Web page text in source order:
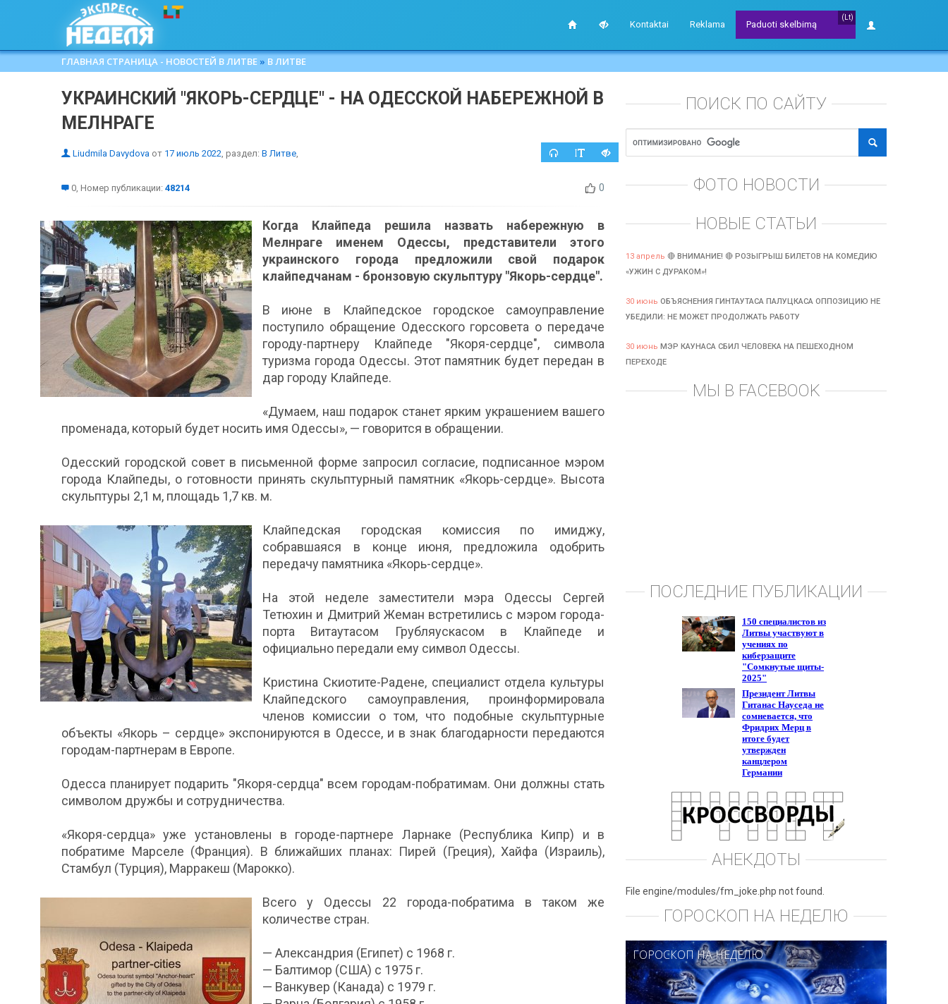
Kontaktai Reklama
(Lt)
Paduoti skelbimą
ГЛАВНАЯ СТРАНИЦА - НОВОСТЕЙ В ЛИТВЕ » В ЛИТВЕ
УКРАИНСКИЙ "ЯКОРЬ-СЕРДЦЕ" - НА ОДЕССКОЙ НАБЕРЕЖНОЙ В
МЕЛНРАГЕ
Liudmila Davydova от 17 июль 2022, раздел: В Литве,
0, Номер публикации: 48214 0
Когда Клайпеда решила назвать набережную в
Мелнраге именем Одессы, представители этого
украинского города предложили свой подарок
клайпедчанам - бронзовую скульптуру "Якорь-сердце".
В июне в Клайпедское городское самоуправление
поступило обращение Одесского горсовета о передаче
городу-партнеру Клайпеде "Якоря-сердце", символа
туризма города Одессы. Этот памятник будет передан в
дар городу Клайпеде.
«Думаем, наш подарок станет ярким украшением вашего
променада, который будет носить имя Одессы», — говорится в обращении.
Одесский городской совет в письменной форме запросил согласие, подписанное мэром
города Клайпеды, о готовности принять скульптурный памятник «Якорь-сердце». Высота
скульптуры 2,1 м, площадь 1,7 кв. м.
Клайпедская городская комиссия по имиджу,
собравшаяся в конце июня, предложила одобрить
передачу памятника «Якорь-сердце».
На этой неделе заместители мэра Одессы Сергей
Тетюхин и Дмитрий Жеман встретились с мэром города-
порта Витаутасом Грубляускасом в Клайпеде и
официально передали ему символ Одессы.
Кристина Скиотите-Радене, специалист отдела культуры
Клайпедского самоуправления, проинформировала
членов комиссии о том, что подобные скульптурные
объекты «Якорь – сердце» экспонируются в Одессе, и в знак благодарности передаются
городам-партнерам в Европе.
Одесса планирует подарить "Якоря-сердца" всем городам-побратимам. Они должны стать
символом дружбы и сотрудничества.
«Якоря-сердца» уже установлены в городе-партнере Ларнаке (Республика Кипр) и в
побратиме Марселе (Франция). В ближайших планах: Пирей (Греция), Хайфа (Израиль),
Стамбул (Турция), Марракеш (Марокко).
Всего у Одессы 22 города-побратима в таком же
количестве стран.
— Александрия (Египет) с 1968 г.
— Балтимор (США) с 1975 г.
— Ванкувер (Канада) с 1979 г.
ПОИСК ПО САЙТУ
ФОТО НОВОСТИ
НОВЫЕ СТАТЬИ
13 апрель 🔴 ВНИМАНИЕ! 🔴 РОЗЫГРЫШ БИЛЕТОВ НА КОМЕДИЮ
«УЖИН С ДУРАКОМ»!
30 июнь ОБЪЯСНЕНИЯ ГИНТАУТАСА ПАЛУЦКАСА ОППОЗИЦИЮ НЕ
УБЕДИЛИ: НЕ МОЖЕТ ПРОДОЛЖАТЬ РАБОТУ
30 июнь МЭР КАУНАСА СБИЛ ЧЕЛОВЕКА НА ПЕШЕХОДНОМ
ПЕРЕХОДЕ
МЫ В FACEBOOK
ПОСЛЕДНИЕ ПУБЛИКАЦИИ
АНЕКДОТЫ
File engine/modules/fm_joke.php not found.
ГОРОСКОП НА НЕДЕЛЮ
ГОРОСКОП НА НЕДЕЛЮ